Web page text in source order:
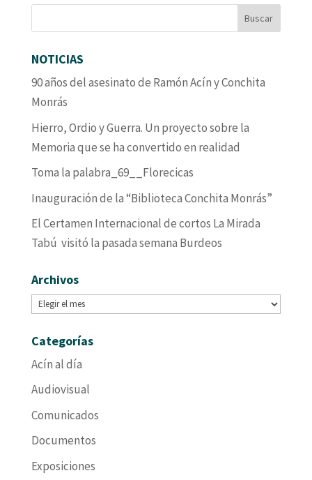
NOTICIAS
90 años del asesinato de Ramón Acín y Conchita
Monrás
Hierro, Ordio y Guerra. Un proyecto sobre la
Memoria que se ha convertido en realidad
Toma la palabra_69__Florecicas
Inauguración de la “Biblioteca Conchita Monrás”
El Certamen Internacional de cortos La Mirada
Tabú visitó la pasada semana Burdeos
Archivos
Archivos
Categorías
Acín al día
Audiovisual
Comunicados
Documentos
Exposiciones